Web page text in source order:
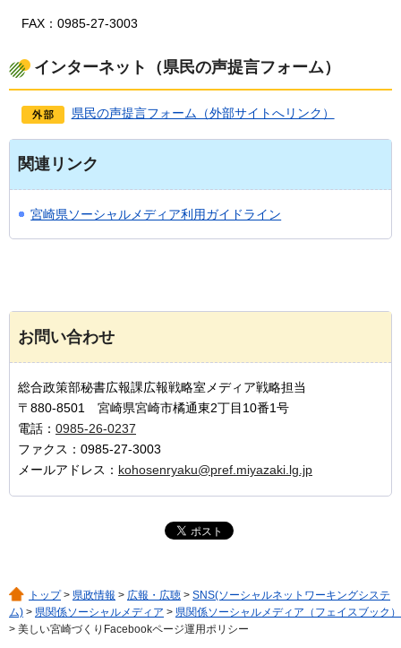
FAX：0985-27-3003
インターネット（県民の声提言フォーム）
県民の声提言フォーム（外部サイトへリンク）
関連リンク
宮崎県ソーシャルメディア利用ガイドライン
お問い合わせ
総合政策部秘書広報課広報戦略室メディア戦略担当
〒880-8501 宮崎県宮崎市橘通東2丁目10番1号
電話： 0985-26-0237
ファクス：0985-27-3003
メールアドレス： kohosenryaku@pref.miyazaki.lg.jp
トップ> 県政情報 > 広報・広聴 > SNS(ソーシャルネットワーキングシステ
ム) > 県関係ソーシャルメディア > 県関係ソーシャルメディア（フェイスブック）
> 美しい宮崎づくりFacebookページ運用ポリシー